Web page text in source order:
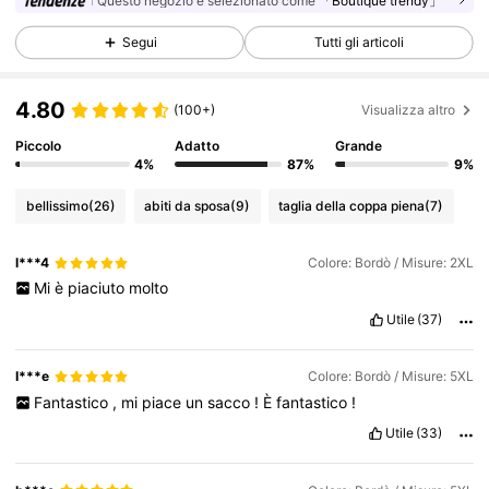
98K Follower
4.80 98K Follower
4.80 98K Follower
Segui Tutti gli articoli
4.80 (100+) Visualizza altro
Piccolo
4%
Adatto
87%
Grande
9%
bellissimo(26) abiti da sposa(9) taglia della coppa piena(7)
l***4 Colore: Bordò / Misure: 2XL
Mi è piaciuto molto
Utile (37)
I***e Colore: Bordò / Misure: 5XL
Fantastico , mi piace un sacco ! È fantastico !
Utile (33)